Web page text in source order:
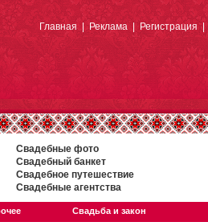
Главная|Реклама|Регистрация|
Свадебные фото
Свадебный банкет
Свадебное путешествие
Свадебные агентства
Свадьба и закон